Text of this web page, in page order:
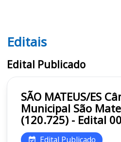
Editais
Editais
Edital Publicado
SÃO MATEUS/ES Câmara
Municipal São Mateus/ES
(120.725) - Edital
Edital Publicado